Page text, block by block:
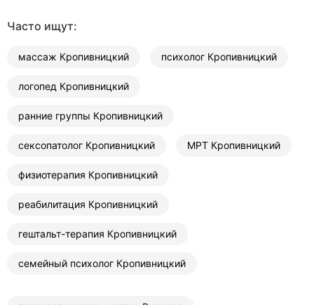
Часто ищут:
массаж Кропивницкий психолог Кропивницкий
логопед Кропивницкий
ранние группы Кропивницкий
сексопатолог Кропивницкий МРТ Кропивницкий
физиотерапия Кропивницкий
реабилитация Кропивницкий
гештальт-терапия Кропивницкий
семейный психолог Кропивницкий